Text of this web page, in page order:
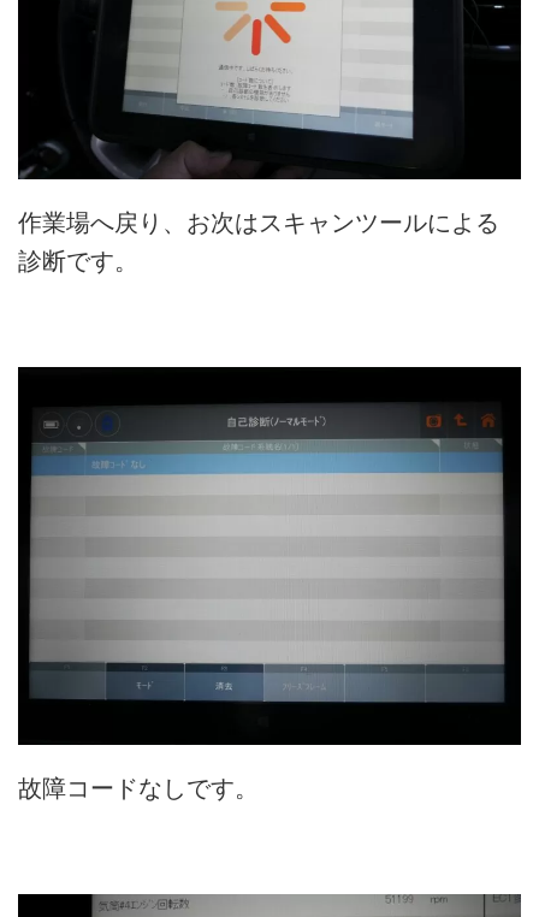
作業場へ戻り、お次はスキャンツールによる
診断です。
故障コードなしです。